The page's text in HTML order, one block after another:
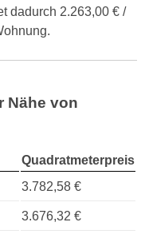
dadurch 2.263,00 € /
Nähe von
Quadratmeterpreis
3.782,58 €
3.676,32 €